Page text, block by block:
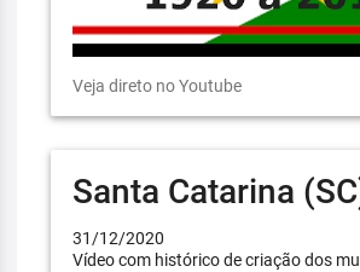
Veja direto no Youtube
Santa Catarina
31/12/2020
Vídeo com histórico de criação dos